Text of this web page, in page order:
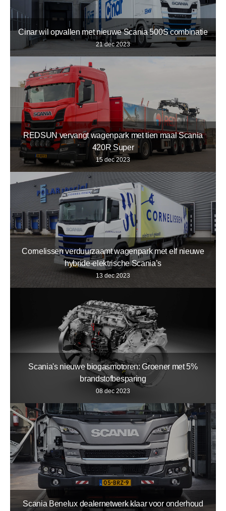
Cinar wil opvallen met nieuwe Scania 500S combinatie
21 dec 2023
REDSUN vervangt wagenpark met tien maal Scania
420R Super
15 dec 2023
Cornelissen verduurzaamt wagenpark met elf nieuwe
hybride-elektrische Scania’s
13 dec 2023
Scania's nieuwe biogasmotoren: Groener met 5%
brandstofbesparing
08 dec 2023
Scania Benelux dealernetwerk klaar voor onderhoud